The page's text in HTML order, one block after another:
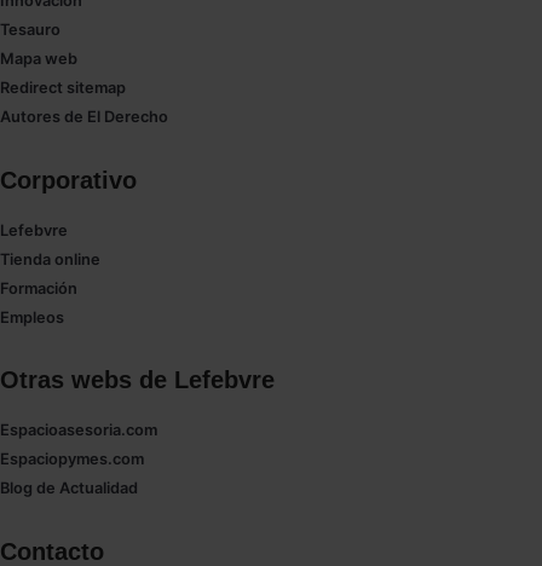
Saber más acerca de las cookies
Tesauro
Mapa web
Redirect sitemap
Autores de El Derecho
Corporativo
Lefebvre
Tienda online
Formación
Empleos
Otras webs de Lefebvre
Espacioasesoria.com
Espaciopymes.com
Blog de Actualidad
Contacto